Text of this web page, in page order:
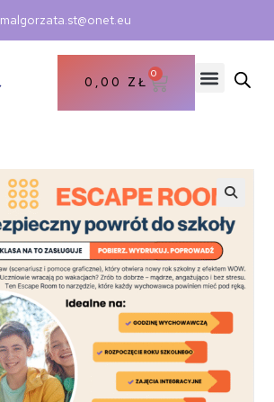
malgorzata.st@onet.eu
0,00 ZŁ
0